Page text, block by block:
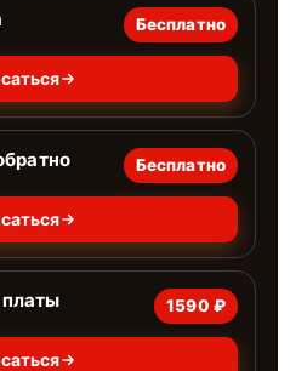
Бесплатно
Бесплатно
1590 ₽